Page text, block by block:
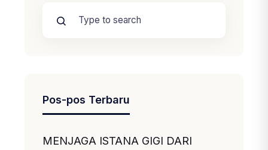
Pos-pos Terbaru
MENJAGA ISTANA GIGI DARI